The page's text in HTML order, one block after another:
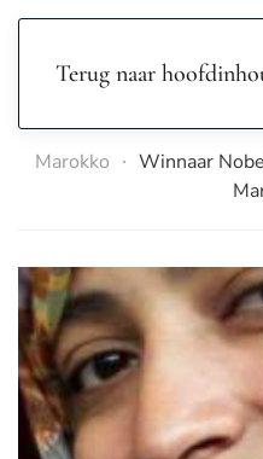
Terug naar
Marokko
Winnaar